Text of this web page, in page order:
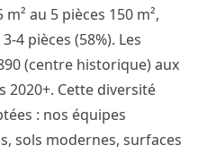
au 5 pièces 150 m²,
4 pièces (58%). Les
(centre historique) aux
Cette diversité
: nos équipes
sols modernes, surfaces